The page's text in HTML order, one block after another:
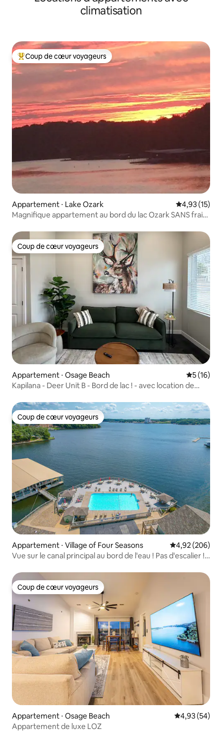
climatisation
Coups de cœur voyageurs les plus appréciés
Coup de cœur voyageurs
Appartement ⋅ Lake Ozark Évaluation
4,93 (15)
Magnifique appartement au bord du lac Ozark SANS frais
Coup de cœur voyageurs
Coup de cœur voyageurs
Appartement ⋅ Osage Beach
5 (16)
Kapilana - Deer Unit B - Bord de lac ! - avec location de
Coup de cœur voyageurs
Coup de cœur voyageurs
Appartement ⋅ Village of Four Seasons Évaluation
4,92 (206)
Vue sur le canal principal au bord de l'eau ! Pas d'escalier !
Coup de cœur voyageurs
Coup de cœur voyageurs
Appartement ⋅ Osage Beach Évaluation
4,93 (54)
Appartement de luxe LOZ